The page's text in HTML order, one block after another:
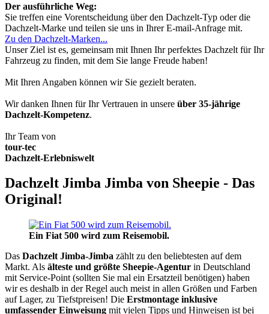
Der ausführliche Weg:
Sie treffen eine Vorentscheidung über den Dachzelt-Typ oder die
Dachzelt-Marke und teilen sie uns in Ihrer E-mail-Anfrage mit.
Zu den Dachzelt-Marken...
Unser Ziel ist es, gemeinsam mit Ihnen Ihr perfektes Dachzelt für Ihr
Fahrzeug zu finden, mit dem Sie lange Freude haben!
Mit Ihren Angaben können wir Sie gezielt beraten.
Wir danken Ihnen für Ihr Vertrauen in unsere über 35-jährige
Dachzelt-Kompetenz.
Ihr Team von
tour-tec
Dachzelt-Erlebniswelt
Dachzelt Jimba Jimba von Sheepie - Das
Original!
Ein Fiat 500 wird zum Reisemobil.
Das Dachzelt Jimba-Jimba zählt zu den beliebtesten auf dem
Markt. Als älteste und größte Sheepie-Agentur in Deutschland
mit Service-Point (sollten Sie mal ein Ersatzteil benötigen) haben
wir es deshalb in der Regel auch meist in allen Größen und Farben
auf Lager, zu Tiefstpreisen! Die Erstmontage inklusive
umfassender Einweisung mit vielen Tipps und Hinweisen ist bei